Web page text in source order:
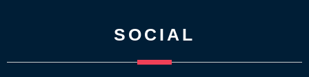
SOCIAL